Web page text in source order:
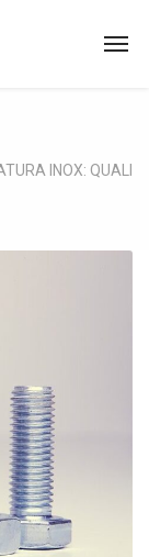
INOX: QUALI